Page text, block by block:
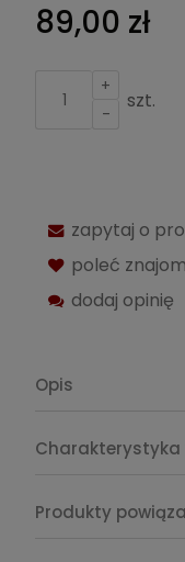
89,00 zł
+
-
szt.
zapytaj o
poleć
dodaj opinię
Opis
Charakterystyka
Produkty